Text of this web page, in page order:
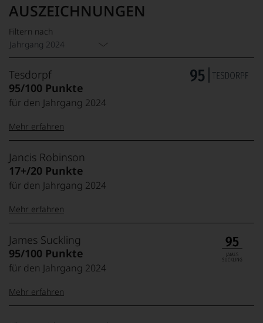
AUSZEICHNUNGEN
Filtern nach
Jahrgang 2024
Tesdorpf
95/100 Punkte
für den Jahrgang 2024
99–100 Punkte:
95–98 Punkte:
85–89 Punkte:
Tesdorpf
Der
Name
Tesdorpf
für
»Fine
Wine«,
für
die
edlen
der
Welt,
Mehr erfahren
Jancis Robinson
17+/20 Punkte
für den Jahrgang 2024
20 Punkte:Exzellent,
absolut outstanding,
Jahrhundertwein
19 Punkte:Top-Wein aus
Spitzenjahrgang
18
Jancis
Robinson
Die
1950
Cumbria
geborene
Mehr erfahren
James Suckling
95/100 Punkte
für den Jahrgang 2024
Mehr erfahren